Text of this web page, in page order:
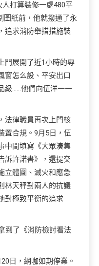
打算裝修一處480平
圖紙前，他就撥通了永
追求消防舉措措施裝
門展開了近1小時的專
窗怎么設、平安出口
級……他們向伍洋一一
法律職員再次上門核
置合規。9月5日，伍
中間填寫《大眾湊集
訴許諾書》，還提交
立體圖、滅火和應急
林天秤對兩人的抗議
對極致平衡的追求
到了《消防檢討看法
日，網咖如期停業。